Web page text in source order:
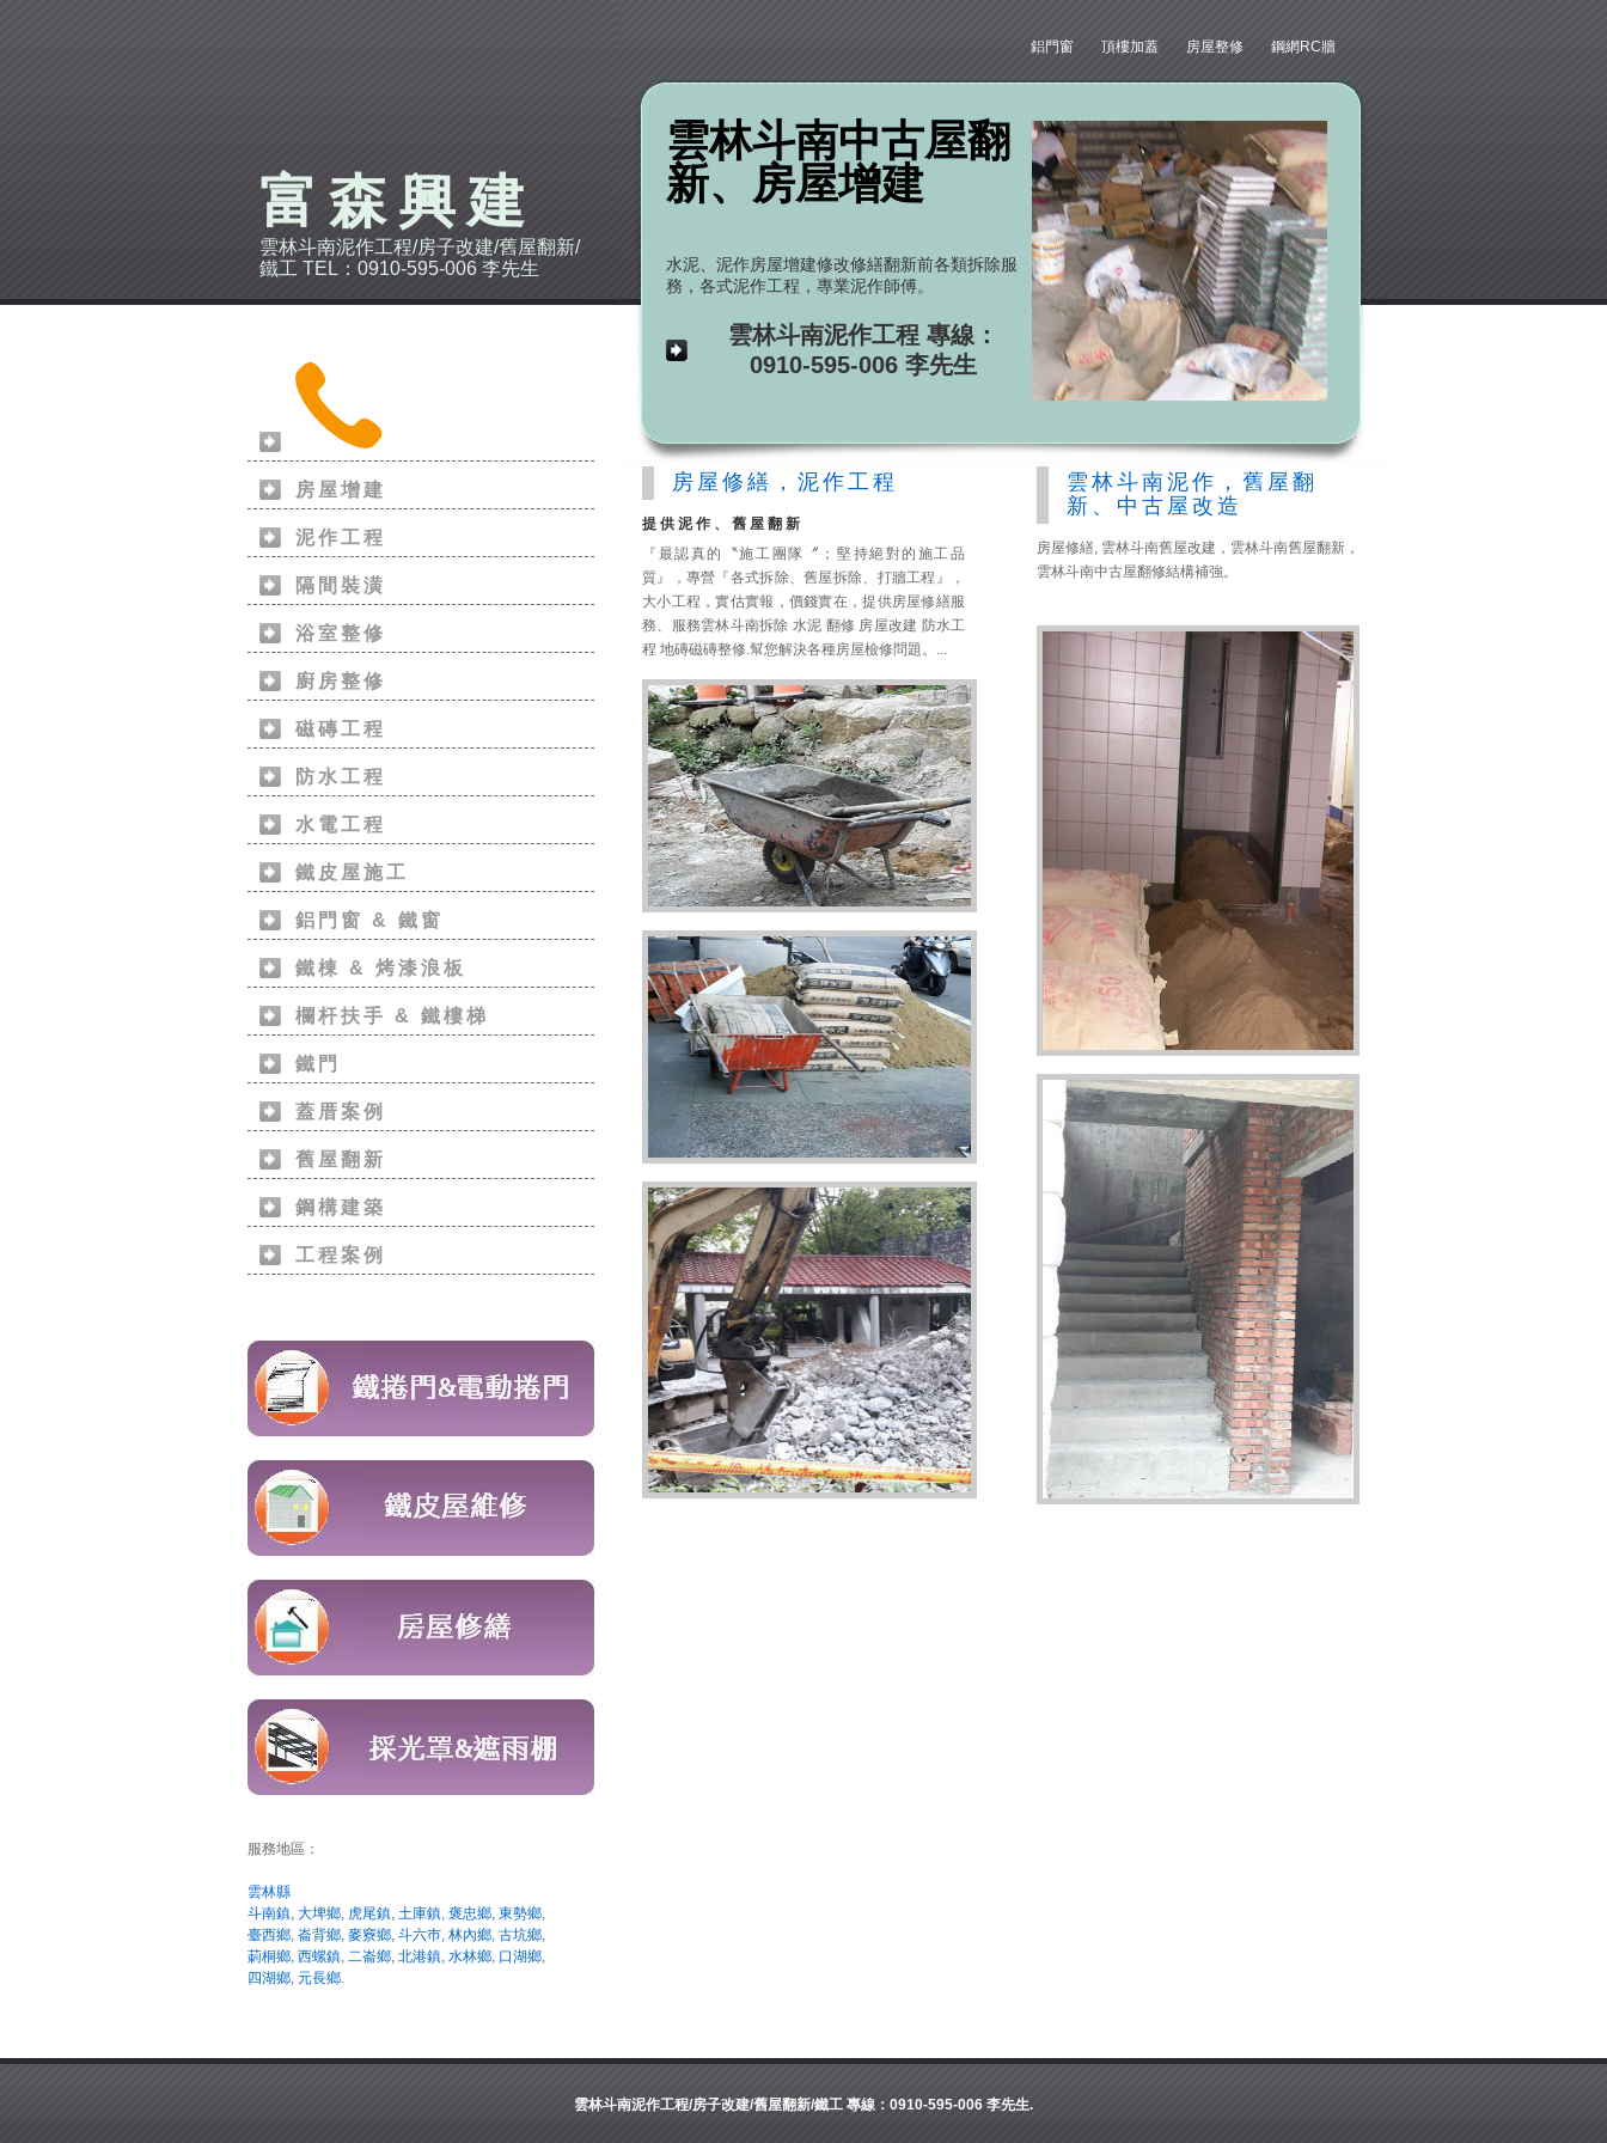
富森興建
雲林斗南泥作工程/房子改建/舊屋翻新/
鐵工 TEL：0910-595-006 李先生
房屋增建
泥作工程
隔間裝潢
浴室整修
廚房整修
磁磚工程
防水工程
水電工程
鐵皮屋施工
鋁門窗 & 鐵窗
鐵棟 & 烤漆浪板
欄杆扶手 & 鐵樓梯
鐵門
蓋厝案例
舊屋翻新
鋼構建築
工程案例
服務地區：
雲林縣
斗南鎮, 大埤鄉, 虎尾鎮, 土庫鎮, 褒忠鄉, 東勢鄉,
臺西鄉, 崙背鄉, 麥竂鄉, 斗六巿, 林內鄉, 古坑鄉,
莿桐鄉, 西螺鎮, 二崙鄉, 北港鎮, 水林鄉, 口湖鄉,
四湖鄉, 元長鄉.
鋁門窗 頂樓加蓋 房屋整修 鋼網RC牆
雲林斗南中古屋翻
新、房屋增建
水泥、泥作房屋增建修改修繕翻新前各類拆除服
務，各式泥作工程，專業泥作師傅。
雲林斗南泥作工程 專線：
0910-595-006 李先生
房屋修繕，泥作工程
提供泥作、舊屋翻新
『最認真的〝施工團隊〞；堅持絕對的施工品
質』，專營『各式拆除、舊屋拆除、打牆工程』，
大小工程，實估實報，價錢實在，提供房屋修繕服
務、服務雲林斗南拆除 水泥 翻修 房屋改建 防水工
程 地磚磁磚整修.幫您解決各種房屋檢修問題。...
雲林斗南泥作，舊屋翻
新、中古屋改造
房屋修繕, 雲林斗南舊屋改建，雲林斗南舊屋翻新，
雲林斗南中古屋翻修結構補強。
雲林斗南泥作工程/房子改建/舊屋翻新/鐵工 專線：0910-595-006 李先生.